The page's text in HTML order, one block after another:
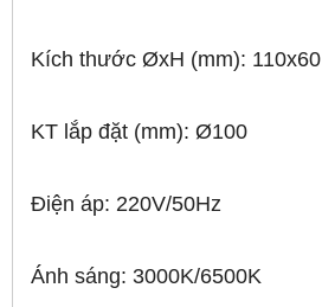
Kích thước ØxH (mm): 110x60
KT lắp đặt (mm): Ø100
Điện áp: 220V/50Hz
Ánh sáng: 3000K/6500K